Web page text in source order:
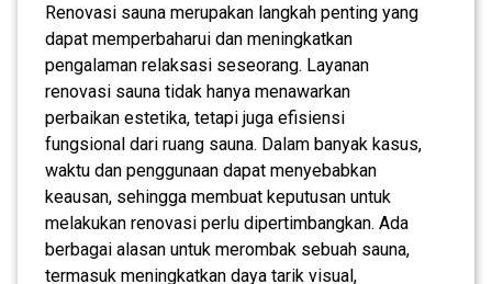
Renovasi sauna merupakan langkah penting yang
dapat memperbaharui dan meningkatkan
pengalaman relaksasi seseorang. Layanan
renovasi sauna tidak hanya menawarkan
perbaikan estetika, tetapi juga efisiensi
fungsional dari ruang sauna. Dalam banyak kasus,
waktu dan penggunaan dapat menyebabkan
keausan, sehingga membuat keputusan untuk
melakukan renovasi perlu dipertimbangkan. Ada
berbagai alasan untuk merombak sebuah sauna,
termasuk meningkatkan daya tarik visual,